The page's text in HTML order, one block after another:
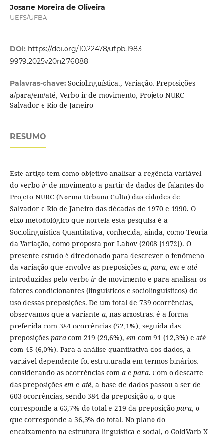
Josane Moreira de Oliveira
UEFS/UFBA
DOI: https://doi.org/10.22478/ufpb.1983-
9979.2025v20n2.76088
Palavras-chave: Sociolinguística., Variação, Preposições
a/para/em/até, Verbo ir de movimento, Projeto NURC
Salvador e Rio de Janeiro
RESUMO
Este artigo tem como objetivo analisar a regência variável
do verbo irde movimento a partir de dados de falantes do
Projeto NURC (Norma Urbana Culta) das cidades de
Salvador e Rio de Janeiro das décadas de 1970 e 1990. O
eixo metodológico que norteia esta pesquisa é a
Sociolinguística Quantitativa, conhecida, ainda, como Teoria
da Variação, como proposta por Labov (2008 [1972]). O
presente estudo é direcionado para descrever o fenômeno
da variação que envolve as preposições a, para, em e até
introduzidas pelo verbo irde movimento e para analisar os
fatores condicionantes (linguísticos e sociolinguísticos) do
uso dessas preposições. De um total de 739 ocorrências,
observamos que a variante a, nas amostras, é a forma
preferida com 384 ocorrências (52,1%), seguida das
preposições paracom 219 (29,6%), em com 91 (12,3%) e até
com 45 (6,0%). Para a análise quantitativa dos dados, a
variável dependente foi estruturada em termos binários,
considerando as ocorrências com ae para. Com o descarte
das preposições em e até, a base de dados passou a ser de
603 ocorrências, sendo 384 da preposição a, o que
corresponde a 63,7% do total e 219 da preposição para, o
que corresponde a 36,3% do total. No plano do
encaixamento na estrutura linguística e social, o GoldVarb X